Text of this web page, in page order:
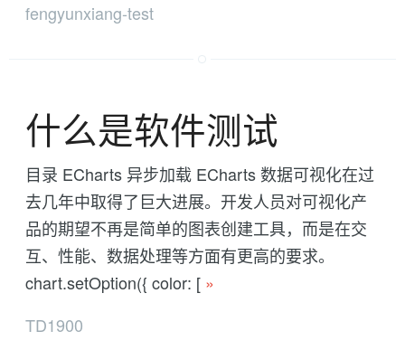
fengyunxiang-test
什么是软件测试
目录 ECharts 异步加载 ECharts 数据可视化在过
去几年中取得了巨大进展。开发人员对可视化产
品的期望不再是简单的图表创建工具，而是在交
互、性能、数据处理等方面有更高的要求。
chart.setOption({ color: [ »
TD1900